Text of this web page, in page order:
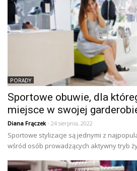
PORADY
Sportowe obuwie, dla
miejsce w swojej
Diana Frączek- 24 sierpnia, 2022
Sportowe stylizacje są jednymi z
wśród osób prowadzących aktywny tryb